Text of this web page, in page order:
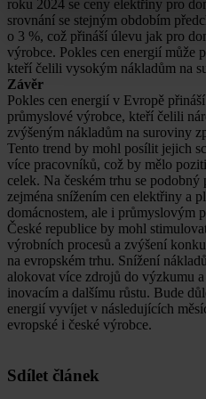
roku 2024 se ceny elektřiny pro
srovnání se stejným obdobím
o 3 %, což přináší úlevu jak pro
výrobce. Pokles cen energií může
kteří čelili vysokým nákladům na
Závěr
Pokles cen energií v Evropě
průmyslové výrobce, kteří čelili
zvýšeným nákladům na suroviny
Tento trend by mohl posílit jejich
více pracovníků, což by mělo
celek. Na českém trhu se
zejména snížením cen elektřiny a
domácnostem, ale i průmyslovým
České republice by mohl
výrobních procesů a zvýšení
na evropském trhu. Snížení
alokovat více zdrojů do výzkumu
inovacím a dalšímu růstu. Bude
energií vyvíjet v následujících
evropské i české výrobce.
Sdílet článek